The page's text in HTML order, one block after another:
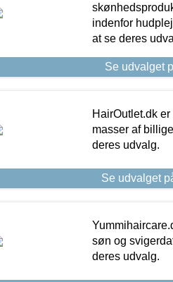
indenfor
at se deres
Se udvalget
HairOutlet.dk
masser af
deres udvalg.
Se udvalget
søn og
deres udvalg.